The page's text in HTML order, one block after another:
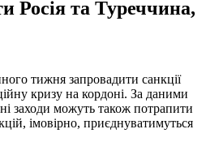
Росія та Туреччина,
тижня запровадити санкції
кризу на кордоні. За даними
заходи можуть також потрапити
імовірно, приєднуватимуться